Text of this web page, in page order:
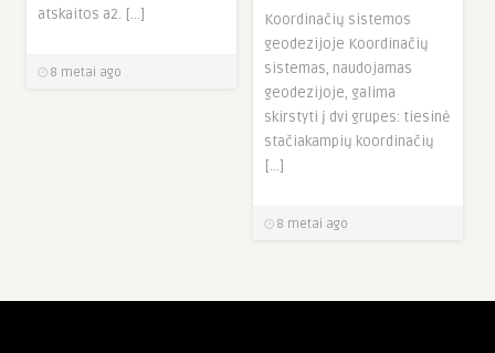
atskaitos a2. […]
8 metai ago
Koordinačių sistemos
geodezijoje Koordinačių
sistemas, naudojamas
geodezijoje, galima
skirstyti į dvi grupes: tiesinė
stačiakampių koordinačių
[…]
8 metai ago